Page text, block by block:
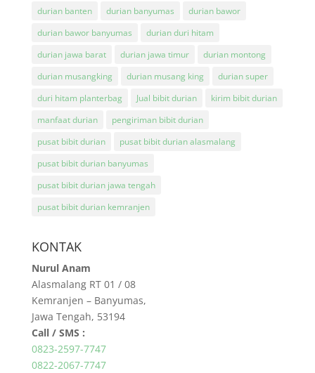
durian banten
durian banyumas
durian bawor
durian bawor banyumas
durian duri hitam
durian jawa barat
durian jawa timur
durian montong
durian musangking
durian musang king
durian super
duri hitam planterbag
Jual bibit durian
kirim bibit durian
manfaat durian
pengiriman bibit durian
pusat bibit durian
pusat bibit durian alasmalang
pusat bibit durian banyumas
pusat bibit durian jawa tengah
pusat bibit durian kemranjen
KONTAK
Nurul Anam
Alasmalang RT 01 / 08
Kemranjen – Banyumas,
Jawa Tengah, 53194
Call / SMS :
0823-2597-7747
0822-2067-7747